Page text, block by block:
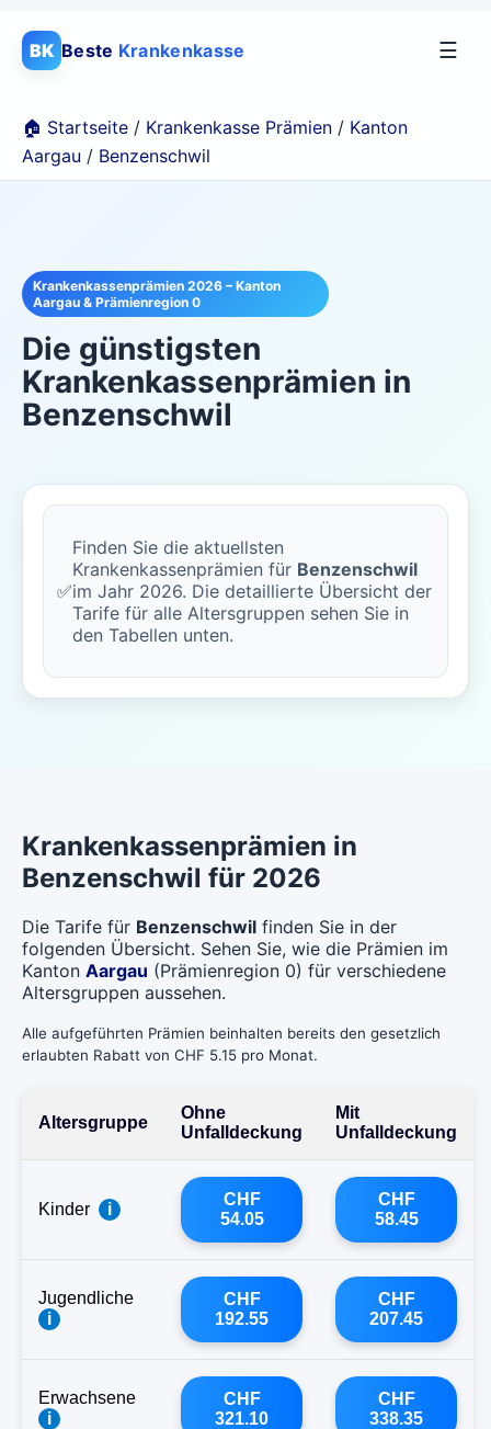
BK Beste Krankenkasse ☰
🏠 Startseite / Krankenkasse Prämien / Kanton
Aargau / Benzenschwil
Krankenkassenprämien 2026 – Kanton
Aargau & Prämienregion 0
Die günstigsten
Krankenkassenprämien in
Benzenschwil
✅
Finden Sie die aktuellsten
Krankenkassenprämien für Benzenschwil
im Jahr 2026. Die detaillierte Übersicht der
Tarife für alle Altersgruppen sehen Sie in
den Tabellen unten.
Krankenkassenprämien in
Benzenschwil für 2026
Die Tarife für Benzenschwil finden Sie in der
folgenden Übersicht. Sehen Sie, wie die Prämien im
Kanton Aargau (Prämienregion 0) für verschiedene
Altersgruppen aussehen.
Alle aufgeführten Prämien beinhalten bereits den gesetzlich
erlaubten Rabatt von CHF 5.15 pro Monat.
Altersgruppe
Ohne
Unfalldeckung
Mit
Unfalldeckung
Kinder i
CHF
54.05
CHF
58.45
Jugendliche
i
CHF
192.55
CHF
207.45
Erwachsene
i
CHF
321.10
CHF
338.35